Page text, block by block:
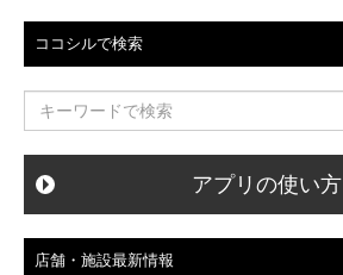
ー
シ
ョ
ン
ココシルで検索
アプリの使い方
店舗・施設最新情報